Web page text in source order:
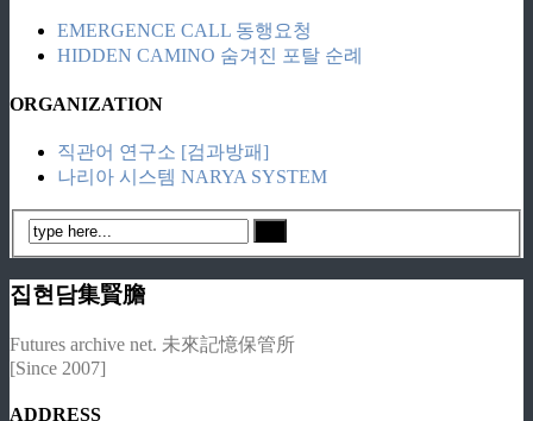
EMERGENCE CALL 동행요청
HIDDEN CAMINO 숨겨진 포탈 순례
ORGANIZATION
직관어 연구소 [검과방패]
나리아 시스템 NARYA SYSTEM
집현담集賢膽
Futures archive net. 未來記憶保管所
[Since 2007]
ADDRESS